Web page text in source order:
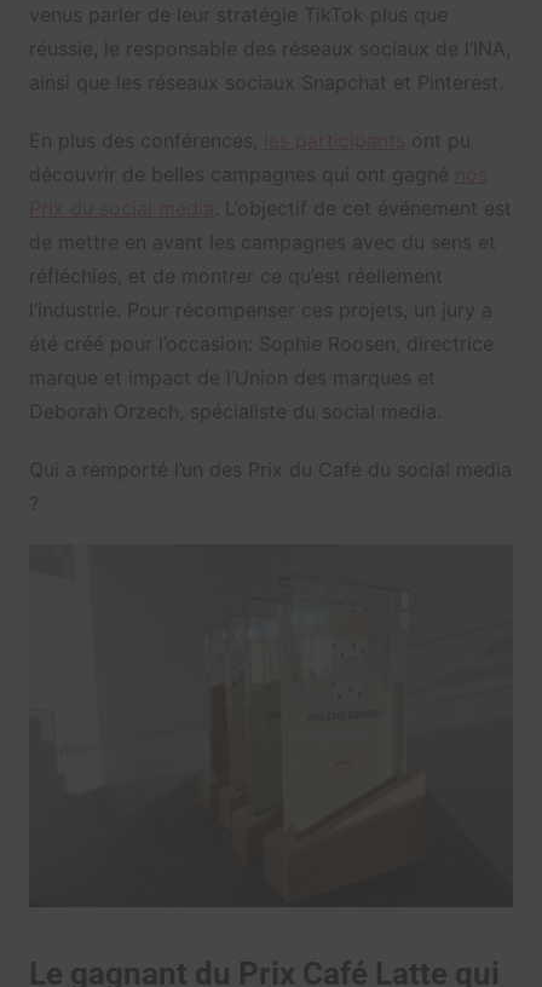
venus parler de leur stratégie TikTok plus que
réussie, le responsable des réseaux sociaux de l’INA,
ainsi que les réseaux sociaux Snapchat et Pinterest.
En plus des conférences,
ont pu
découvrir de belles campagnes qui ont gagné
. L’objectif de cet événement est
de mettre en avant les campagnes avec du sens et
réfléchies, et de montrer ce qu’est réellement
l’industrie. Pour récompenser ces projets, un jury a
été créé pour l’occasion: Sophie Roosen, directrice
marque et impact de l’Union des marques et
Deborah Orzech, spécialiste du social media.
Qui a remporté l’un des Prix du Café du social media
?
Le gagnant du Prix Café Latte qui